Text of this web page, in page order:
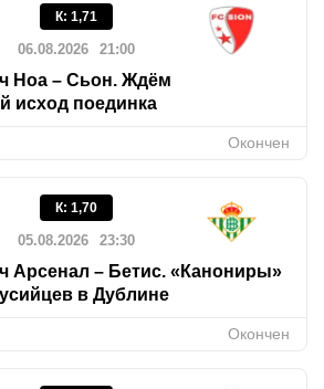
К: 1,71
06.08.2026 21:00
Ноа – Сьон. Ждём
исход поединка
Окончен
К: 1,70
05.08.2026 23:30
Арсенал – Бетис. «Канониры»
в Дублине
Окончен